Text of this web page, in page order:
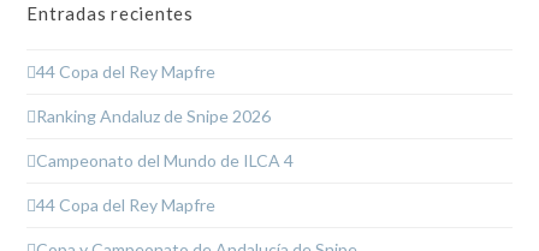
Entradas recientes
44 Copa del Rey Mapfre
Ranking Andaluz de Snipe 2026
Campeonato del Mundo de ILCA 4
44 Copa del Rey Mapfre